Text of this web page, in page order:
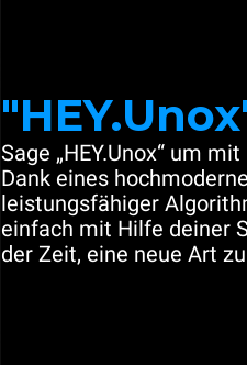
Sage „HEY.Unox“ um
Dank eines
leistungsfähiger
einfach mit Hilfe deiner
der Zeit, eine neue Art